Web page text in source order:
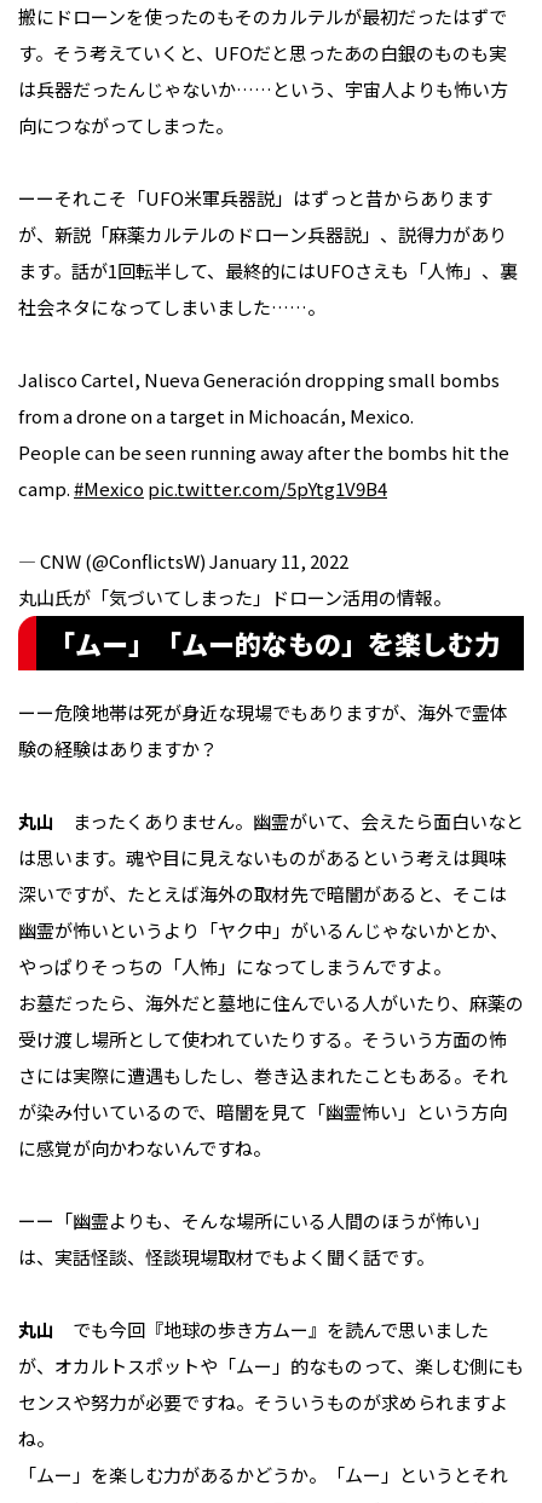
搬にドローンを使ったのもそのカルテルが最初だったはずで
す。そう考えていくと、UFOだと思ったあの白銀のものも実
は兵器だったんじゃないか……という、宇宙人よりも怖い方
向につながってしまった。
ーーそれこそ「UFO米軍兵器説」はずっと昔からあります
が、新説「麻薬カルテルのドローン兵器説」、説得力があり
ます。話が1回転半して、最終的にはUFOさえも「人怖」、裏
社会ネタになってしまいました……。
Jalisco Cartel, Nueva Generación dropping small bombs
from a drone on a target in Michoacán, Mexico.
People can be seen running away after the bombs hit the
camp.#Mexico pic.twitter.com/5pYtg1V9B4
— CNW (@ConflictsW)January 11, 2022
丸山氏が「気づいてしまった」ドローン活用の情報。
「ムー」「ムー的なもの」を楽しむ力
ーー危険地帯は死が身近な現場でもありますが、海外で霊体
験の経験はありますか？
丸山 まったくありません。幽霊がいて、会えたら面白いなと
は思います。魂や目に見えないものがあるという考えは興味
深いですが、たとえば海外の取材先で暗闇があると、そこは
幽霊が怖いというより「ヤク中」がいるんじゃないかとか、
やっぱりそっちの「人怖」になってしまうんですよ。
お墓だったら、海外だと墓地に住んでいる人がいたり、麻薬の
受け渡し場所として使われていたりする。そういう方面の怖
さには実際に遭遇もしたし、巻き込まれたこともある。それ
が染み付いているので、暗闇を見て「幽霊怖い」という方向
に感覚が向かわないんですね。
ーー「幽霊よりも、そんな場所にいる人間のほうが怖い」
は、実話怪談、怪談現場取材でもよく聞く話です。
丸山 でも今回『地球の歩き方ムー』を読んで思いました
が、オカルトスポットや「ムー」的なものって、楽しむ側にも
センスや努力が必要ですね。そういうものが求められますよ
ね。
「ムー」を楽しむ力があるかどうか。「ムー」というとそれ